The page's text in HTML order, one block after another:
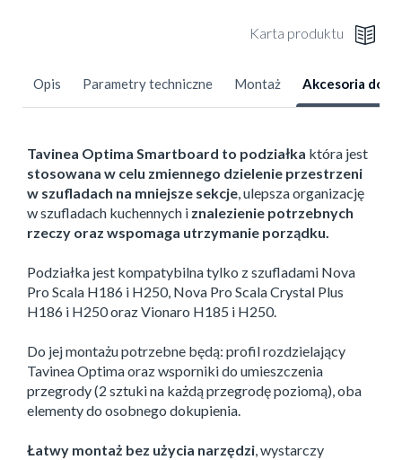
Karta produktu
Opis Parametry techniczne Montaż Akcesoria
Tavinea Optima Smartboard to podziałka która jest
stosowana w celu zmiennego dzielenie przestrzeni
w szufladach na mniejsze sekcje, ulepsza organizację
w szufladach kuchennych i znalezienie potrzebnych
rzeczy oraz wspomaga utrzymanie porządku.
Podziałka jest kompatybilna tylko z szufladami Nova
Pro Scala H186 i H250, Nova Pro Scala Crystal Plus
H186 i H250 oraz Vionaro H185 i H250.
Do jej montażu potrzebne będą: profil rozdzielający
Tavinea Optima oraz wsporniki do umieszczenia
przegrody (2 sztuki na każdą przegrodę poziomą), oba
elementy do osobnego dokupienia.
Łatwy montaż bez użycia narzędzi, wystarczy